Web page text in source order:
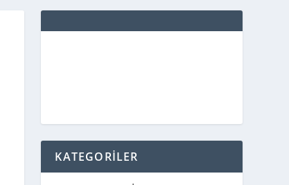
KATEGORİLER